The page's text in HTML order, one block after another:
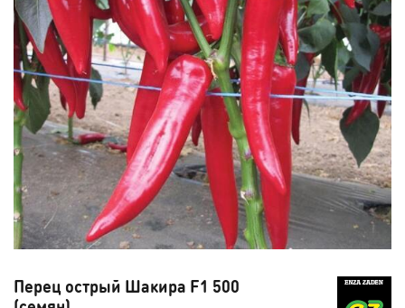
Перец острый Шакира F1 500